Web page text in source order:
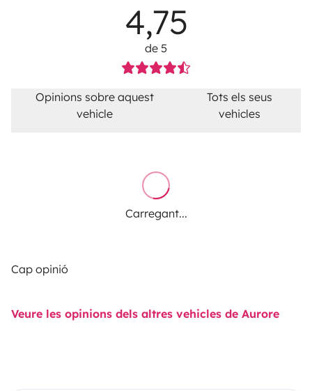
4,75
de 5
Opinions sobre aquest
vehicle
Tots els seus
vehicles
Carregant...
Cap opinió
Veure les opinions dels altres vehicles de Aurore